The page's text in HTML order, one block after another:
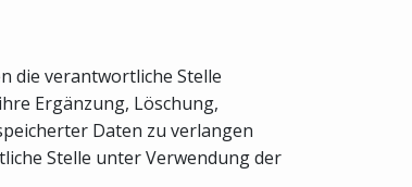
die verantwortliche Stelle
Ergänzung, Löschung,
Daten zu verlangen
Stelle unter Verwendung der